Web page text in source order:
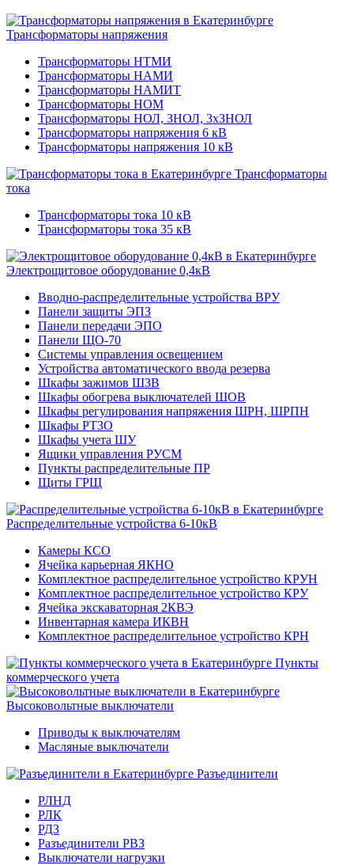
Трансформаторы напряжения
Трансформаторы НТМИ
Трансформаторы НАМИ
Трансформаторы НАМИТ
Трансформаторы НОМ
Трансформаторы НОЛ, ЗНОЛ, 3хЗНОЛ
Трансформаторы напряжения 6 кВ
Трансформаторы напряжения 10 кВ
Трансформаторы
тока
Трансформаторы тока 10 кВ
Трансформаторы тока 35 кВ
Электрощитовое оборудование 0,4кВ
Вводно-распределительные устройства ВРУ
Панели защиты ЭПЗ
Панели передачи ЭПО
Панели ЩО-70
Системы управления освещением
Устройства автоматического ввода резерва
Шкафы зажимов ШЗВ
Шкафы обогрева выключателей ШОВ
Шкафы регулирования напряжения ШРН, ШРПН
Шкафы РТЗО
Шкафы учета ШУ
Ящики управления РУСМ
Пункты распределительные ПР
Щиты ГРЩ
Распределительные устройства 6-10кВ
Камеры КСО
Ячейка карьерная ЯКНО
Комплектное распределительное устройство КРУН
Комплектное распределительное устройство КРУ
Ячейка экскаваторная 2КВЭ
Инвентарная камера ИКВН
Комплектное распределительное устройство КРН
Пункты
коммерческого учета
Высоковольтные выключатели
Приводы к выключателям
Масляные выключатели
Разъединители
РЛНД
РЛК
РДЗ
Разъединители РВЗ
Выключатели нагрузки